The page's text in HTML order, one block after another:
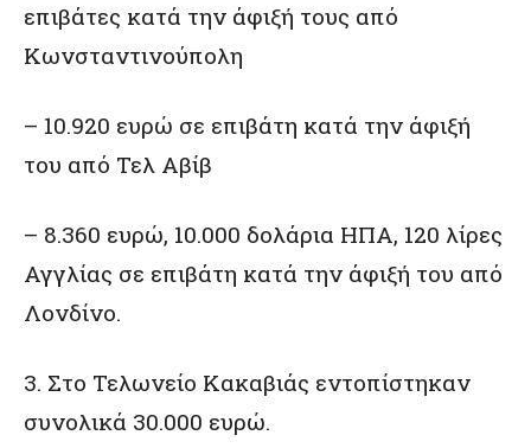
επιβάτες κατά την άφιξή τους από
Κωνσταντινούπολη
– 10.920 ευρώ σε επιβάτη κατά την άφιξή
του από Τελ Αβίβ
– 8.360 ευρώ, 10.000 δολάρια ΗΠΑ, 120 λίρες
Αγγλίας σε επιβάτη κατά την άφιξή του από
Λονδίνο.
3. Στο Τελωνείο Κακαβιάς εντοπίστηκαν
συνολικά 30.000 ευρώ.